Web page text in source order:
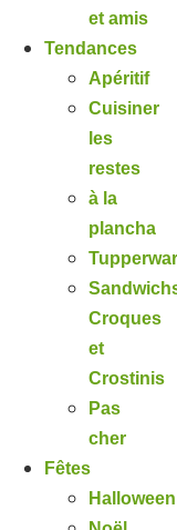
et amis
Tendances
Apéritif
Cuisiner
les
restes
à la
plancha
Croques
et
Crostinis
Pas
cher
Fêtes
Halloween